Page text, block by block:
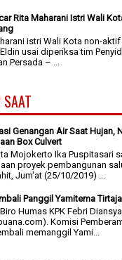
Rita Maharani Istri Wali
istri Wali Kota non-
usai diperiksa tim
Persada – ...
Genangan Air Saat Hujan,
Box Culvert
Mojokerto Ika Puspitasari
proyek pembangunan
Jum'at (25/10/2019) ...
Panggil Yamitema
Humas KPK Febri
Komisi
memanggil Yami...